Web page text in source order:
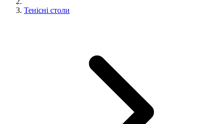
Тенісні столи